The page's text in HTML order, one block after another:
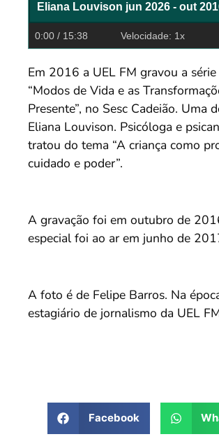
Eliana Louvison jun 2026 - out
0:00 / 15:38 Velocidade: 1x
Em 2016 a UEL FM gravou a série
“Modos de Vida e as
Presente”, no Sesc Cadeião. Uma
Eliana Louvison. Psicóloga e
tratou do tema “A criança como
cuidado e poder”.
A gravação foi em outubro de
especial foi ao ar em junho de
A foto é de Felipe Barros. Na
estagiário de jornalismo da UEL
Facebook